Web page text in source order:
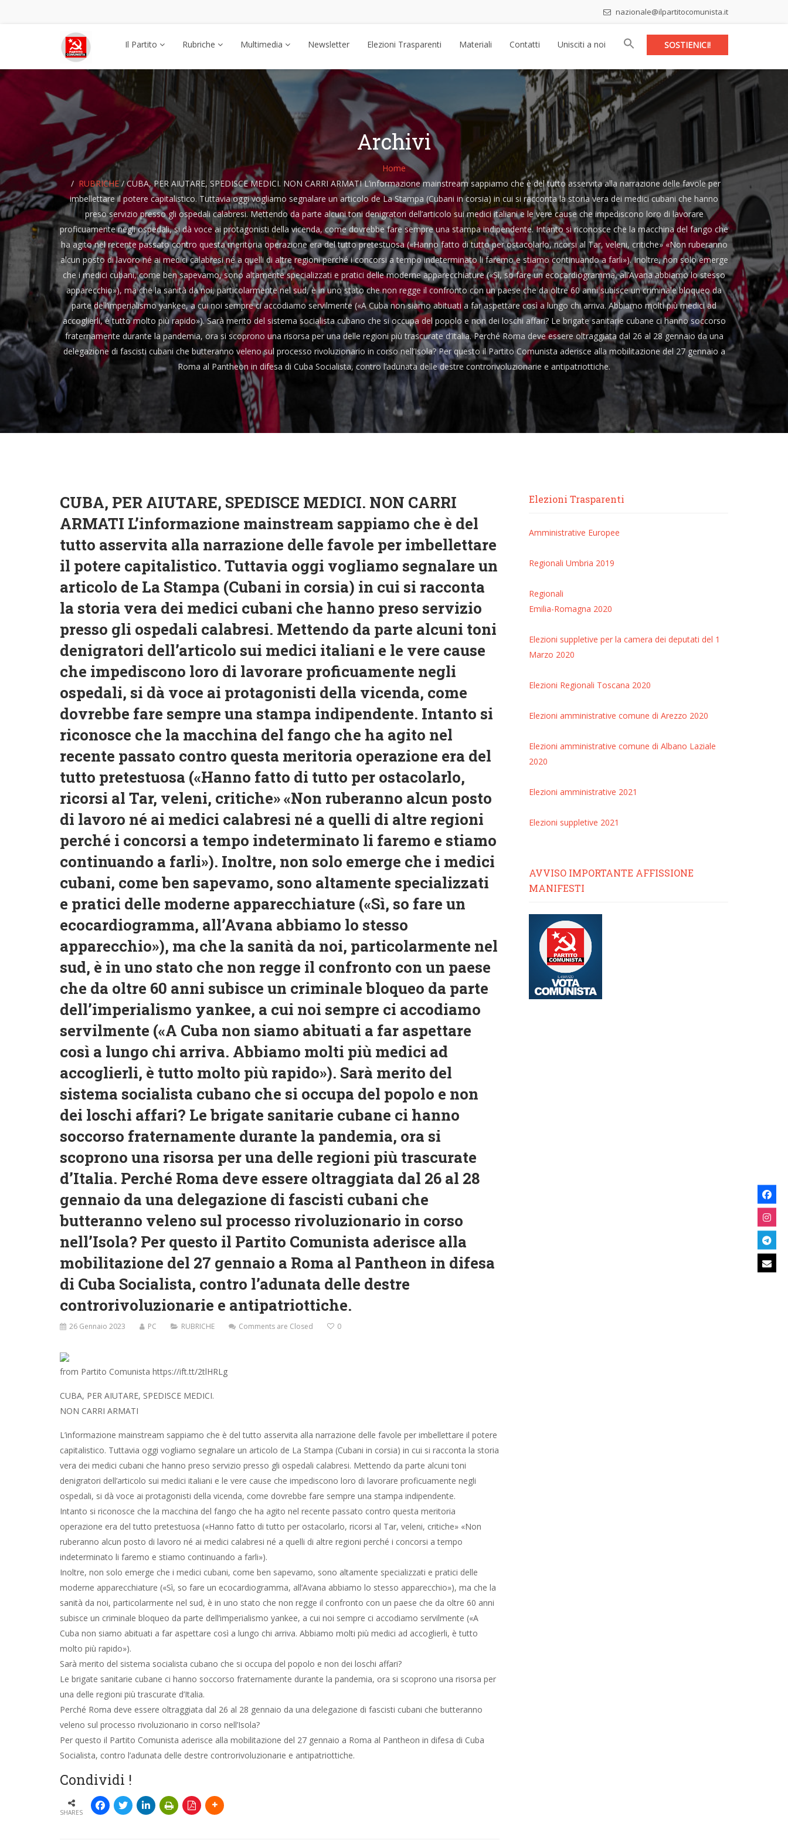
nazionale@ilpartitocomunista.it
SOSTIENICI!
Il Partito Rubriche Multimedia Newsletter Elezioni Trasparenti Materiali Contatti Unisciti a noi
Archivi
Home
RUBRICHE /CUBA, PER AIUTARE, SPEDISCE MEDICI. NON CARRI ARMATI L’informazione mainstream sappiamo che è del tutto asservita alla narrazione delle favole per
imbellettare il potere capitalistico. Tuttavia oggi vogliamo segnalare un articolo de La Stampa (Cubani in corsia) in cui si racconta la storia vera dei medici cubani che hanno
preso servizio presso gli ospedali calabresi. Mettendo da parte alcuni toni denigratori dell’articolo sui medici italiani e le vere cause che impediscono loro di lavorare
proficuamente negli ospedali, si dà voce ai protagonisti della vicenda, come dovrebbe fare sempre una stampa indipendente. Intanto si riconosce che la macchina del fango che
ha agito nel recente passato contro questa meritoria operazione era del tutto pretestuosa («Hanno fatto di tutto per ostacolarlo, ricorsi al Tar, veleni, critiche» «Non ruberanno
alcun posto di lavoro né ai medici calabresi né a quelli di altre regioni perché i concorsi a tempo indeterminato li faremo e stiamo continuando a farli»). Inoltre, non solo emerge
che i medici cubani, come ben sapevamo, sono altamente specializzati e pratici delle moderne apparecchiature («Sì, so fare un ecocardiogramma, all’Avana abbiamo lo stesso
apparecchio»), ma che la sanità da noi, particolarmente nel sud, è in uno stato che non regge il confronto con un paese che da oltre 60 anni subisce un criminale bloqueo da
parte dell’imperialismo yankee, a cui noi sempre ci accodiamo servilmente («A Cuba non siamo abituati a far aspettare così a lungo chi arriva. Abbiamo molti più medici ad
accoglierli, è tutto molto più rapido»). Sarà merito del sistema socialista cubano che si occupa del popolo e non dei loschi affari? Le brigate sanitarie cubane ci hanno soccorso
fraternamente durante la pandemia, ora si scoprono una risorsa per una delle regioni più trascurate d’Italia. Perché Roma deve essere oltraggiata dal 26 al 28 gennaio da una
delegazione di fascisti cubani che butteranno veleno sul processo rivoluzionario in corso nell’Isola? Per questo il Partito Comunista aderisce alla mobilitazione del 27 gennaio a
Roma al Pantheon in difesa di Cuba Socialista, contro l’adunata delle destre controrivoluzionarie e antipatriottiche.
CUBA, PER AIUTARE, SPEDISCE MEDICI. NON CARRI
ARMATI L’informazione mainstream sappiamo che è del
tutto asservita alla narrazione delle favole per imbellettare
il potere capitalistico. Tuttavia oggi vogliamo segnalare un
articolo de La Stampa (Cubani in corsia) in cui si racconta
la storia vera dei medici cubani che hanno preso servizio
presso gli ospedali calabresi. Mettendo da parte alcuni toni
denigratori dell’articolo sui medici italiani e le vere cause
che impediscono loro di lavorare proficuamente negli
ospedali, si dà voce ai protagonisti della vicenda, come
dovrebbe fare sempre una stampa indipendente. Intanto si
riconosce che la macchina del fango che ha agito nel
recente passato contro questa meritoria operazione era del
tutto pretestuosa («Hanno fatto di tutto per ostacolarlo,
ricorsi al Tar, veleni, critiche» «Non ruberanno alcun posto
di lavoro né ai medici calabresi né a quelli di altre regioni
perché i concorsi a tempo indeterminato li faremo e stiamo
continuando a farli»). Inoltre, non solo emerge che i medici
cubani, come ben sapevamo, sono altamente specializzati
e pratici delle moderne apparecchiature («Sì, so fare un
ecocardiogramma, all’Avana abbiamo lo stesso
apparecchio»), ma che la sanità da noi, particolarmente nel
sud, è in uno stato che non regge il confronto con un paese
che da oltre 60 anni subisce un criminale bloqueo da parte
dell’imperialismo yankee, a cui noi sempre ci accodiamo
servilmente («A Cuba non siamo abituati a far aspettare
così a lungo chi arriva. Abbiamo molti più medici ad
accoglierli, è tutto molto più rapido»). Sarà merito del
sistema socialista cubano che si occupa del popolo e non
dei loschi affari? Le brigate sanitarie cubane ci hanno
soccorso fraternamente durante la pandemia, ora si
scoprono una risorsa per una delle regioni più trascurate
d’Italia. Perché Roma deve essere oltraggiata dal 26 al 28
gennaio da una delegazione di fascisti cubani che
butteranno veleno sul processo rivoluzionario in corso
nell’Isola? Per questo il Partito Comunista aderisce alla
mobilitazione del 27 gennaio a Roma al Pantheon in difesa
di Cuba Socialista, contro l’adunata delle destre
controrivoluzionarie e antipatriottiche.
26 Gennaio 2023 PC RUBRICHE Comments are Closed 0
from Partito Comunista https://ift.tt/2tlHRLg
CUBA, PER AIUTARE, SPEDISCE MEDICI.
NON CARRI ARMATI
L’informazione mainstream sappiamo che è del tutto asservita alla narrazione delle favole per imbellettare il potere
capitalistico. Tuttavia oggi vogliamo segnalare un articolo de La Stampa (Cubani in corsia) in cui si racconta la storia
vera dei medici cubani che hanno preso servizio presso gli ospedali calabresi. Mettendo da parte alcuni toni
denigratori dell’articolo sui medici italiani e le vere cause che impediscono loro di lavorare proficuamente negli
ospedali, si dà voce ai protagonisti della vicenda, come dovrebbe fare sempre una stampa indipendente.
Intanto si riconosce che la macchina del fango che ha agito nel recente passato contro questa meritoria
operazione era del tutto pretestuosa («Hanno fatto di tutto per ostacolarlo, ricorsi al Tar, veleni, critiche» «Non
ruberanno alcun posto di lavoro né ai medici calabresi né a quelli di altre regioni perché i concorsi a tempo
indeterminato li faremo e stiamo continuando a farli»).
Inoltre, non solo emerge che i medici cubani, come ben sapevamo, sono altamente specializzati e pratici delle
moderne apparecchiature («Sì, so fare un ecocardiogramma, all’Avana abbiamo lo stesso apparecchio»), ma che la
sanità da noi, particolarmente nel sud, è in uno stato che non regge il confronto con un paese che da oltre 60 anni
subisce un criminale bloqueo da parte dell’imperialismo yankee, a cui noi sempre ci accodiamo servilmente («A
Cuba non siamo abituati a far aspettare così a lungo chi arriva. Abbiamo molti più medici ad accoglierli, è tutto
molto più rapido»).
Sarà merito del sistema socialista cubano che si occupa del popolo e non dei loschi affari?
Le brigate sanitarie cubane ci hanno soccorso fraternamente durante la pandemia, ora si scoprono una risorsa per
una delle regioni più trascurate d’Italia.
Perché Roma deve essere oltraggiata dal 26 al 28 gennaio da una delegazione di fascisti cubani che butteranno
veleno sul processo rivoluzionario in corso nell’Isola?
Per questo il Partito Comunista aderisce alla mobilitazione del 27 gennaio a Roma al Pantheon in difesa di Cuba
Socialista, contro l’adunata delle destre controrivoluzionarie e antipatriottiche.
Condividi !
SHARES
Elezioni Trasparenti
Amministrative Europee
Regionali Umbria 2019
Regionali
Emilia-Romagna 2020
Elezioni suppletive per la camera dei deputati del 1
Marzo 2020
Elezioni Regionali Toscana 2020
Elezioni amministrative comune di Arezzo 2020
Elezioni amministrative comune di Albano Laziale
2020
Elezioni amministrative 2021
Elezioni suppletive 2021
AVVISO IMPORTANTE AFFISSIONE
MANIFESTI